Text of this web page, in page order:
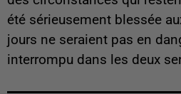
été sérieusement blessée
jours ne seraient pas en
interrompu dans les deux